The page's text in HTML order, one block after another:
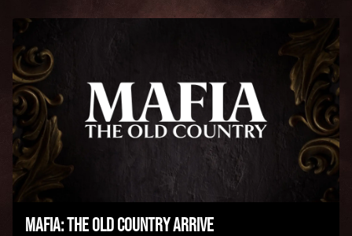
MAFIA: THE OLD COUNTRY ARRIVE